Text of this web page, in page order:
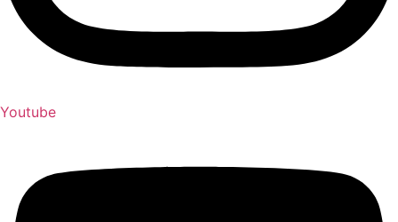
Youtube